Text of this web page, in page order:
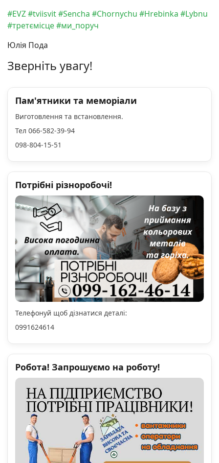
#EVZ#tviisvit#Sencha #Chornychu #Hrebinka #Lybnu
#третємісце#ми_поруч
Юлія Пода
Зверніть увагу!
Пам'ятники та меморіали
Виготовлення та встановлення.
Тел 066-582-39-94
098-804-15-51
Потрібні різноробочі!
Телефонуй щоб дізнатися деталі:
0991624614
Робота! Запрошуємо на роботу!